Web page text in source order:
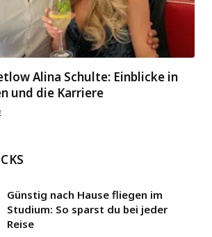
Alina Schulte: Einblicke in
und die Karriere
Günstig nach Hause fliegen im
Studium: So sparst du bei jeder
Reise